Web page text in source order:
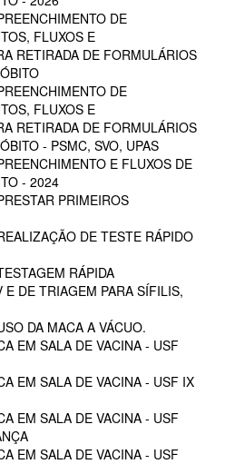
DE
FLUXOS E
RETIRADA DE FORMULÁRIOS
DE
FLUXOS E
RETIRADA DE FORMULÁRIOS
- PSMC, SVO, UPAS
E FLUXOS DE
- 2024
PRIMEIROS
DE TESTE RÁPIDO
RÁPIDA
DE TRIAGEM PARA SÍFILIS,
DA MACA A VÁCUO.
EM SALA DE VACINA - USF
EM SALA DE VACINA - USF IX
EM SALA DE VACINA - USF
EM SALA DE VACINA - USF